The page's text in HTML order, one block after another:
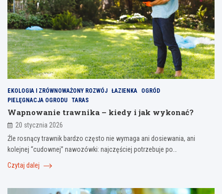
EKOLOGIA I ZRÓWNOWAŻONY ROZWÓJ ŁAZIENKA
OGRÓD
PIELĘGNACJA OGRODU
TARAS
Wapnowanie trawnika – kiedy i jak wykonać?
20 stycznia 2026
Źle rosnący trawnik bardzo często nie wymaga ani dosiewania, ani
kolejnej “cudownej” nawozówki: najczęściej potrzebuje po…
Czytaj dalej